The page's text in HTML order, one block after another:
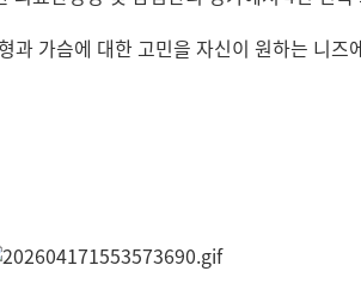
가슴에 대한 고민을 자신이 원하는 니